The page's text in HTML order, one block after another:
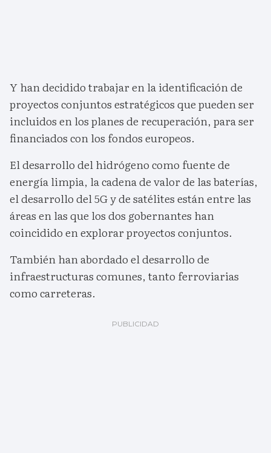
Y han decidido trabajar en la identificación de
proyectos conjuntos estratégicos que pueden ser
incluidos en los planes de recuperación, para ser
financiados con los fondos europeos.
El desarrollo del hidrógeno como fuente de
energía limpia, la cadena de valor de las baterías,
el desarrollo del 5G y de satélites están entre las
áreas en las que los dos gobernantes han
coincidido en explorar proyectos conjuntos.
También han abordado el desarrollo de
infraestructuras comunes, tanto ferroviarias
como carreteras.